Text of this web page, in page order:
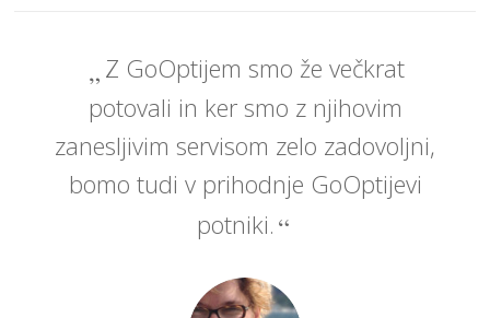
Z GoOptijem smo že večkrat
potovali in ker smo z njihovim
zanesljivim servisom zelo zadovoljni,
bomo tudi v prihodnje GoOptijevi
potniki.